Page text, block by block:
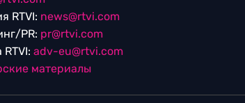
RTVI: news@rtvi.com
PR: pr@rtvi.com
adv-eu@rtvi.com
материалы